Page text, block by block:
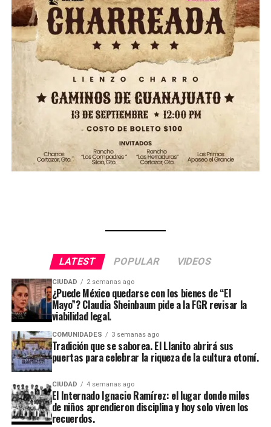
LATEST POPULAR VIDEOS
CIUDAD 2 semanas ago
¿Puede México quedarse con los bienes de “El
Mayo”? Claudia Sheinbaum pide a la FGR revisar la
viabilidad legal.
COMUNIDADES 3 semanas ago
Tradición que se saborea. El Llanito abrirá sus
puertas para celebrar la riqueza de la cultura otomí.
CIUDAD 4 semanas ago
El Internado Ignacio Ramírez: el lugar donde miles
de niños aprendieron disciplina y hoy solo viven los
recuerdos.